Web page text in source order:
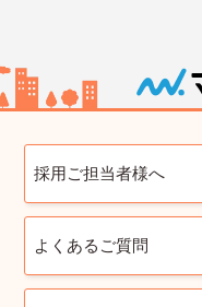
採用ご担当者様へ
よくあるご質問